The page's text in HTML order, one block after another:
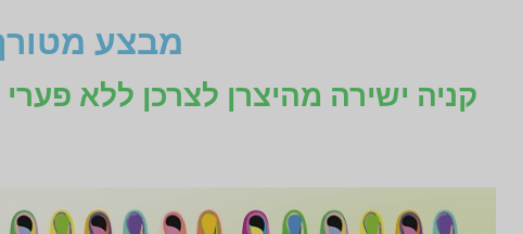
מבצע
קניה ישירה מהיצרן לצרכן ללא